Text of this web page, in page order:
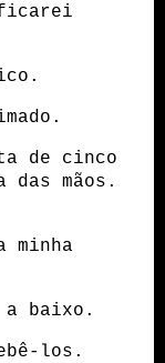
de cinco
mãos.
minha
a baixo.
los.